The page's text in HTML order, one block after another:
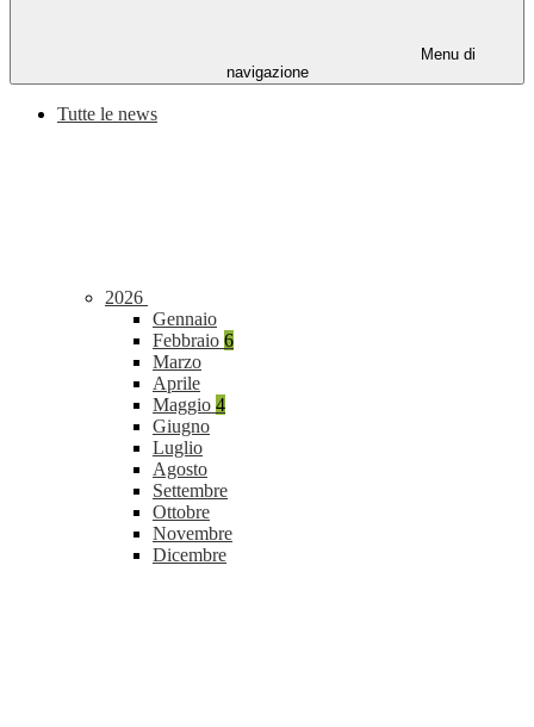
Menu di
navigazione
Tutte le news
2026
Gennaio
Febbraio 6
Marzo
Aprile
Maggio 4
Giugno
Luglio
Agosto
Settembre
Ottobre
Novembre
Dicembre